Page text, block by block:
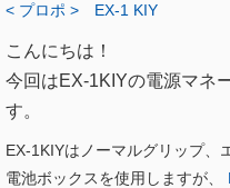
< プロポ > EX-1 KIY
こんにちは！
今回はEX-1KIYの電源マネ
す。
EX-1KIYはノーマルグリップ、
電池ボックスを使用しますが、